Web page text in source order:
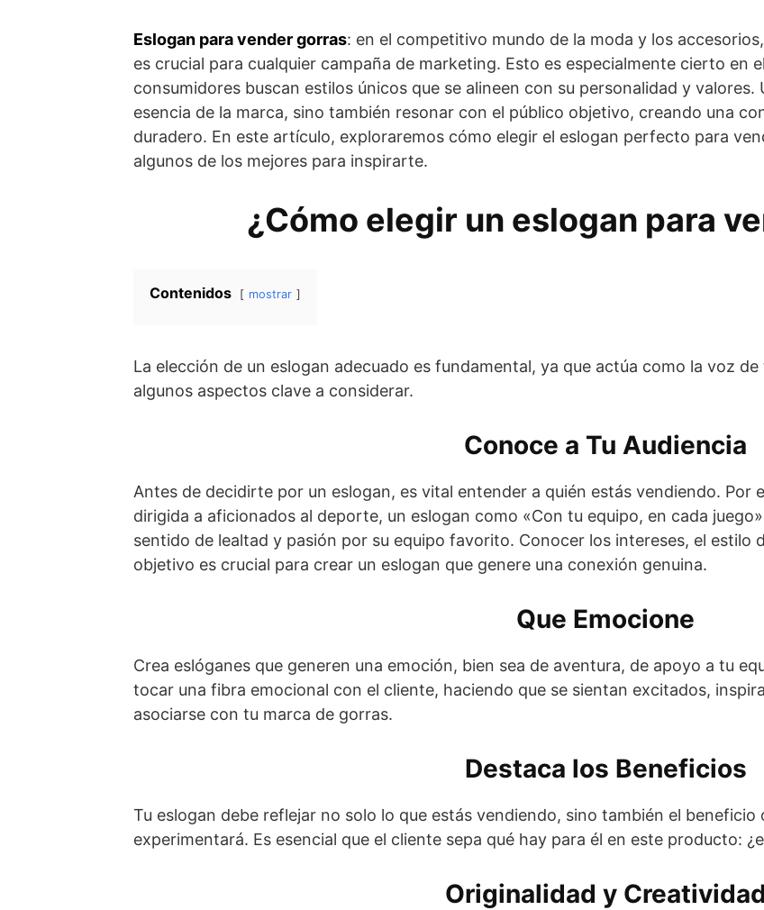
Eslogan para vender gorras: en el competitivo mundo de la moda y los
es crucial para cualquier campaña de marketing. Esto es especialmente cierto en
consumidores buscan estilos únicos que se alineen con su personalidad y
esencia de la marca, sino también resonar con el público objetivo, creando una
duradero. En este artículo, exploraremos cómo elegir el eslogan perfecto para
algunos de los mejores para inspirarte.
¿Cómo elegir un eslogan para
Contenidos mostrar
La elección de un eslogan adecuado es fundamental, ya que actúa como la voz
algunos aspectos clave a considerar.
Conoce a Tu Audiencia
Antes de decidirte por un eslogan, es vital entender a quién estás vendiendo. Por
dirigida a aficionados al deporte, un eslogan como «Con tu equipo, en cada
sentido de lealtad y pasión por su equipo favorito. Conocer los intereses, el estilo
objetivo es crucial para crear un eslogan que genere una conexión genuina.
Que Emocione
Crea eslóganes que generen una emoción, bien sea de aventura, de apoyo a tu
tocar una fibra emocional con el cliente, haciendo que se sientan excitados,
asociarse con tu marca de gorras.
Destaca los Beneficios
Tu eslogan debe reflejar no solo lo que estás vendiendo, sino también el beneficio
experimentará. Es esencial que el cliente sepa qué hay para él en este producto:
Originalidad y Creatividad